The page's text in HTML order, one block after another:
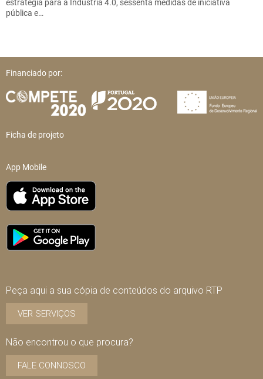
estratégia para a Indústria 4.0, sessenta medidas de iniciativa
pública e…
Financiado por:
Ficha de projeto
App Mobile
Peça aqui a sua cópia de conteúdos do arquivo RTP
VER SERVIÇOS
Não encontrou o que procura?
FALE CONNOSCO